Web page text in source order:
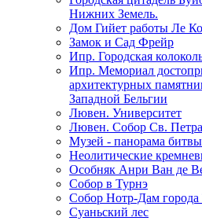
Нижних Земель.
Дом Гийет работы Ле
Замок и Сад Фрейр
Ипр. Городская
Ипр. Мемориал
архитектурных
Западной Бельгии
Лювен. Университет
Лювен. Собор Св. Петра
Музей - панорама
Неолитические
Особняк Анри Ван де
Собор в Турнэ
Собор Нотр-Дам города
Суаньский лес